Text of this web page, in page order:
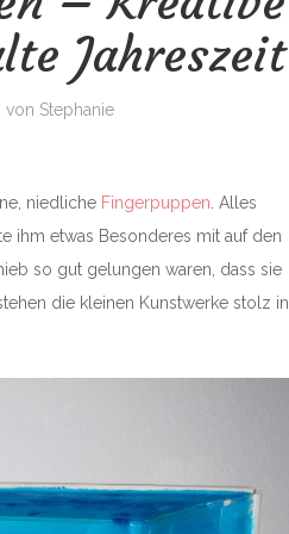
Jahreszeit
von Stephanie
niedliche Fingerpuppen . Alles
ihm etwas Besonderes mit auf den
so gut gelungen waren, dass sie
die kleinen Kunstwerke stolz in